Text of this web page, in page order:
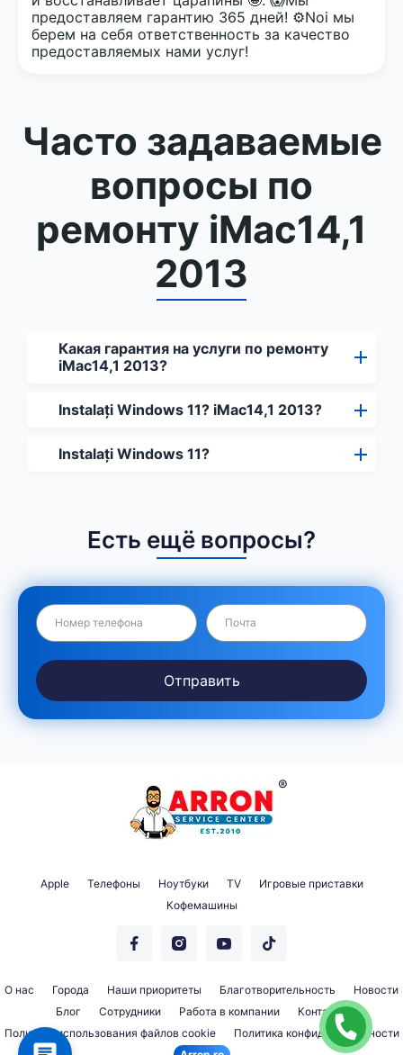
предоставляем гарантию 365 дней! ⚙️Noi мы
берем на себя ответственность за качество
предоставляемых нами услуг!
Часто задаваемые
вопросы по
ремонту iMac14,1
2013
Какая гарантия на услуги по ремонту
iMac14,1 2013?
Instalați Windows 11? iMac14,1 2013?
Instalați Windows 11?
Есть ещё вопросы?
Отправить
Apple Телефоны Ноутбуки TV
Игровые приставки
Кофемашины
О нас Города Наши приоритеты Благотворительность
Новости
Блог
Сотрудники Работа в компании
Контакты
Политика использования файлов cookie
Политика конфиденциальности